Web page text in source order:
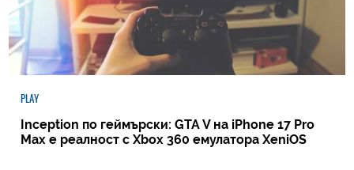
PLAY
Inception по геймърски: GTA V на iPhone 17 Pro
Max е реалност с Xbox 360 емулатора XeniOS